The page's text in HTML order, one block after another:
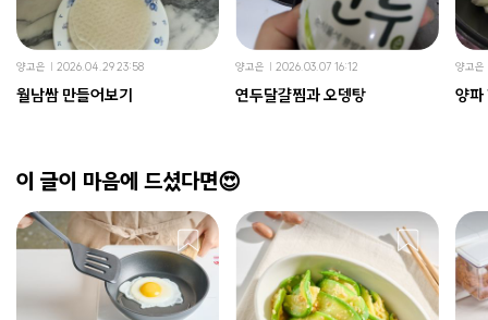
양고은 2026.04.29 23:58
월남쌈 만들어보기
양고은 2026.03.07 16:12
연두달걀찜과 오뎅탕
양고은
양파
이 글이 마음에 드셨다면😍